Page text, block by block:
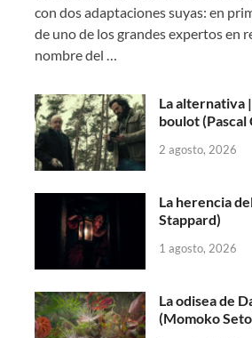
con dos adaptaciones suyas: en
de uno de los grandes expertos en
nombre del …
La alternativa
boulot (Pascal
2 agosto, 2026
La herencia
Stappard)
1 agosto, 2026
La odisea de
(Momoko